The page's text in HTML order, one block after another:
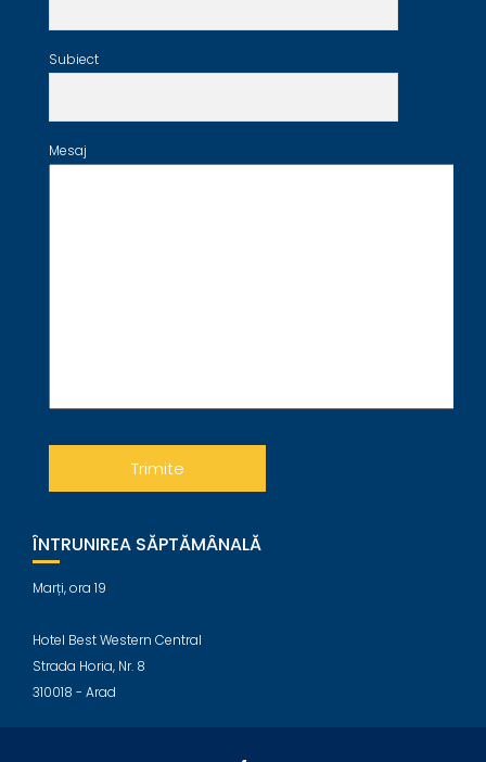
Subiect
Mesaj
ÎNTRUNIREA SĂPTĂMÂNALĂ
Marți, ora 19
Hotel Best Western Central
Strada Horia, Nr. 8
310018 - Arad